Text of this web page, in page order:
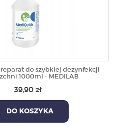
do szybkiej dezynfekcji
1000ml - MEDILAB
39,90 zł
DO KOSZYKA